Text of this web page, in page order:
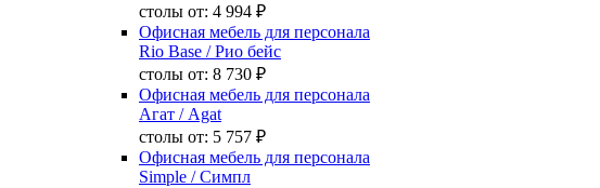
столы от: 4 994 ₽
Офисная мебель для персонала
Rio Base / Рио бейс
столы от: 8 730 ₽
Офисная мебель для персонала
Агат / Agat
столы от: 5 757 ₽
Офисная мебель для персонала
Simple / Симпл